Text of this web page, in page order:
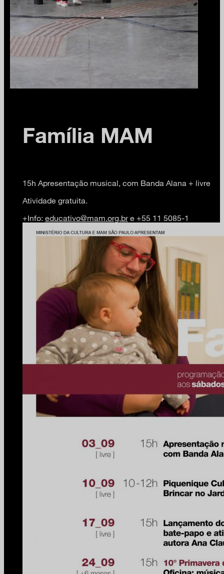
Família MAM
15h Apresentação musical, com Banda Alana + livre
Atividade gratuita.
+Info: educativo@mam.org.bre +55 11 5085-1